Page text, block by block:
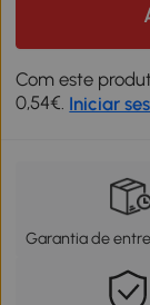
Com este
0,54€. Iniciar
Garantia de